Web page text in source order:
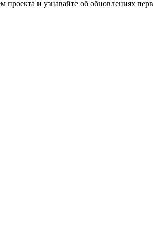
проекта и узнавайте об обновлениях